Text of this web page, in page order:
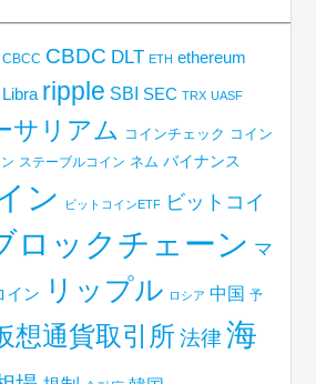
CBCC CBDC DLT ETH ethereum
Libra ripple SBI SEC TRX UASF
サリアム コインチェック コイン
ステーブルコイン ネム バイナンス
ン ビットコインETF ビットコイ
ロックチェーン マ
イン リップル ロシア 中国 予
想通貨取引所 法律 海